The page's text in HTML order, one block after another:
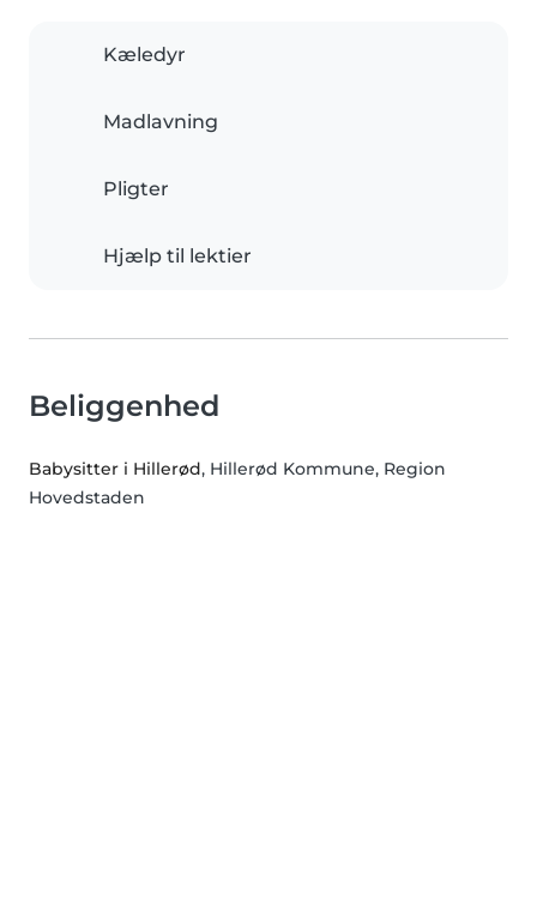
Kæledyr
Madlavning
Pligter
Hjælp til lektier
Beliggenhed
Babysitter i Hillerød, Hillerød Kommune, Region
Hovedstaden